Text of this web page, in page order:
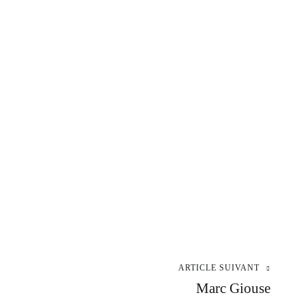
ARTICLE SUIVANT
Marc Giouse